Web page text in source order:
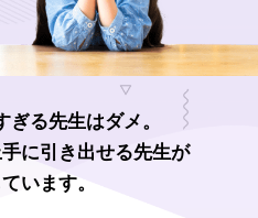
る先生はダメ。
に引き出せる先生が
います。